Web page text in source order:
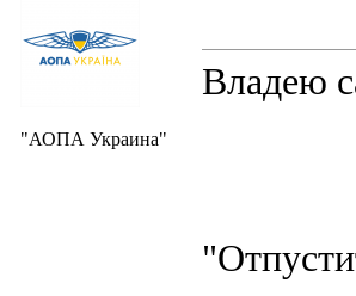
"АОПА Украина"
Владею
L-